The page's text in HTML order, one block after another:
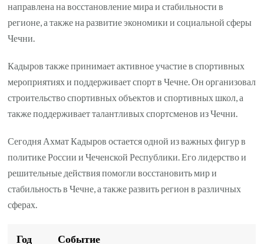
направлена на восстановление мира и стабильности в
регионе, а также на развитие экономики и социальной сферы
Чечни.
Кадыров также принимает активное участие в спортивных
мероприятиях и поддерживает спорт в Чечне. Он организовал
строительство спортивных объектов и спортивных школ, а
также поддерживает талантливых спортсменов из Чечни.
Сегодня Ахмат Кадыров остается одной из важных фигур в
политике России и Чеченской Республики. Его лидерство и
решительные действия помогли восстановить мир и
стабильность в Чечне, а также развить регион в различных
сферах.
Год Событие